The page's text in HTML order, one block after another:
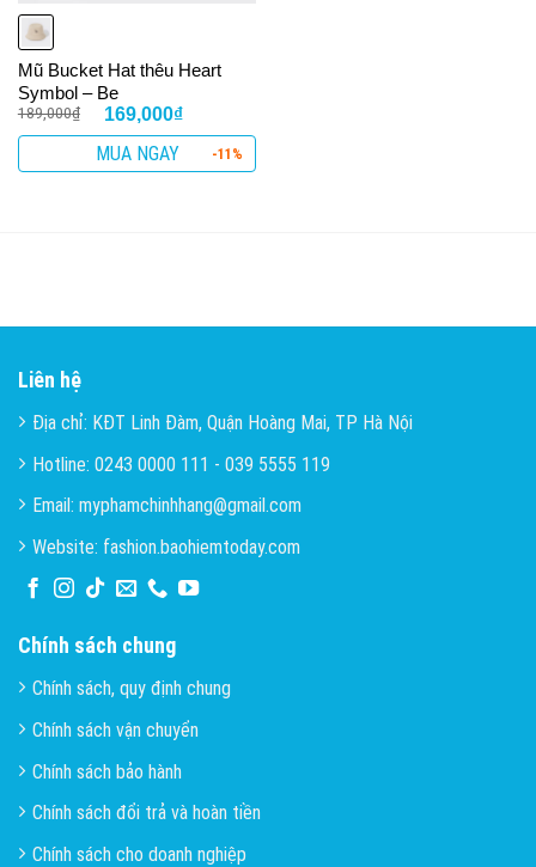
-11%
Mũ Bucket Hat thêu Heart
Symbol – Be
189,000₫ 169,000₫
MUA NGAY
Liên hệ
Địa chỉ: KĐT Linh Đàm, Quận Hoàng Mai, TP Hà Nội
Hotline: 0243 0000 111 - 039 5555 119
Email: myphamchinhhang@gmail.com
Website: fashion.baohiemtoday.com
Chính sách chung
Chính sách, quy định chung
Chính sách vận chuyển
Chính sách bảo hành
Chính sách đổi trả và hoàn tiền
Chính sách cho doanh nghiệp